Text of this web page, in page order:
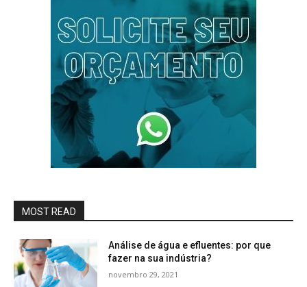
MOST READ
Análise de água e efluentes: por que
fazer na sua indústria?
novembro 29, 2021